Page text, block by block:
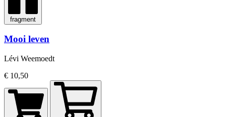
fragment
Mooi leven
Lévi Weemoedt
€ 10,50